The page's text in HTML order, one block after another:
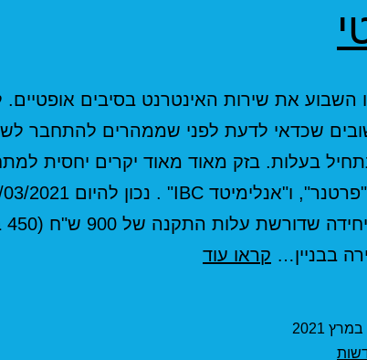
השבוע את שירות האינטרנט בסיבים
שכדאי לדעת לפני שממהרים להתחבר
בעלות. בזק מאוד מאוד יקרים יחסית
קראו עודבזק